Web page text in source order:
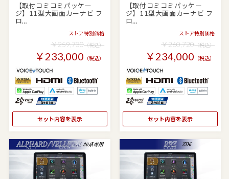
【取付コミコミパッケー
ジ】11型大画面カーナビ フ
ロ…
ストア特別価格
￥259,730（税込）
￥233,000 （税込）
セット内容を表示
【取付コミコミパッケー
ジ】11型大画面カーナビ フ
ロ…
ストア特別価格
￥260,720（税込）
￥234,000 （税込）
セット内容を表示